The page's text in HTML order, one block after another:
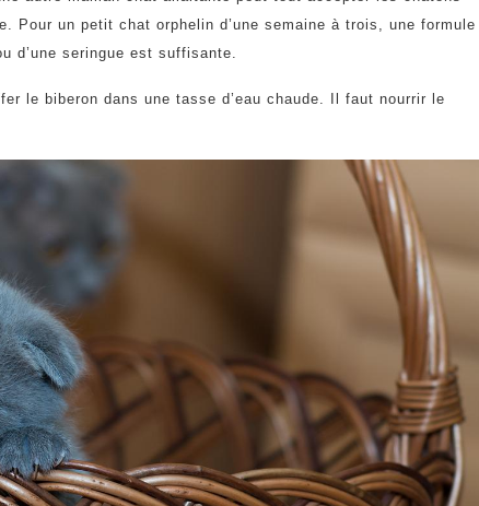
Pour un petit chat orphelin d’une semaine à trois, une formule
d’une seringue est suffisante.
le biberon dans une tasse d’eau chaude. Il faut nourrir le